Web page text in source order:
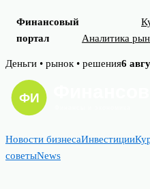
Финансовый
портал
Аналитика
Skip
content
Деньги • рынок • решения6
Новости бизнесаИнвестиции
советыNews